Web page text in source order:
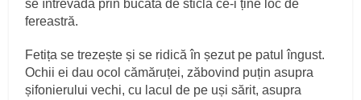
se întrevadă prin bucata de sticlă ce‑i ține loc de
fereastră.
Fetița se trezește și se ridică în șezut pe patul îngust.
Ochii ei dau ocol cămăruței, zăbovind puțin asupra
șifonierului vechi, cu lacul de pe uși sărit, asupra